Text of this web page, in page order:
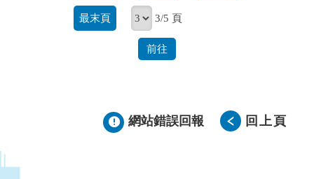
最末頁 3/5 頁
前往
網站錯誤回報 回上頁